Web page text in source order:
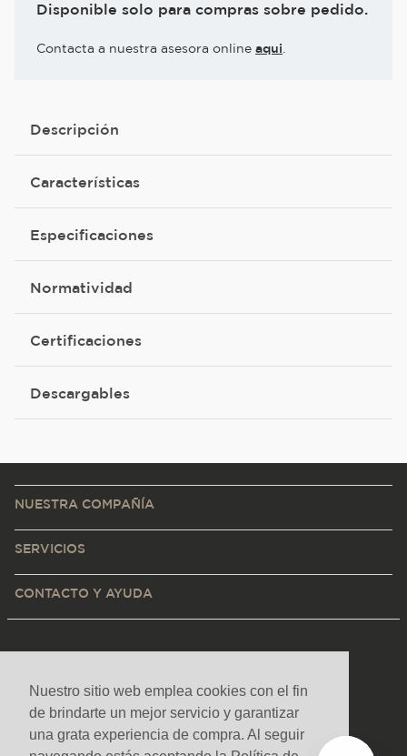
Nuestro sitio web emplea cookies con el fin
de brindarte un mejor servicio y garantizar
una grata experiencia de compra. Al seguir
Disponible solo para compras sobre pedido.
Contacta a nuestra asesora online aqui
Descripción
Características
Especificaciones
Normatividad
Certificaciones
Descargables
NUESTRA COMPAÑÍA
SERVICIOS
CONTACTO Y AYUDA